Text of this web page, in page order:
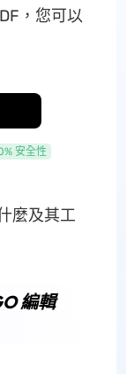
，您可以
安全性
麼及其工
編輯